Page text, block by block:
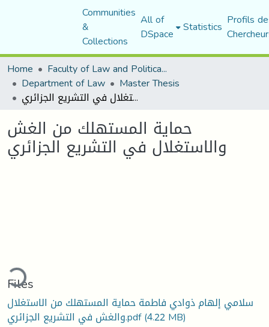
Communities
&
Collections
All of
DSpace Statistics Profils
Home
Faculty of Law and Political Science
Department of Law Master Thesis
حماية المستهلك من الغش والاستغلال في التشريع الجزائري
حماية المستهلك من الغش
والاستغلال في التشريع الجزائري
Files
سلامي إلهام ذوادي فاطمة حماية المستهلك من الاستغلال
والغش في التشريع الجزائري.pdf(4.22 MB)